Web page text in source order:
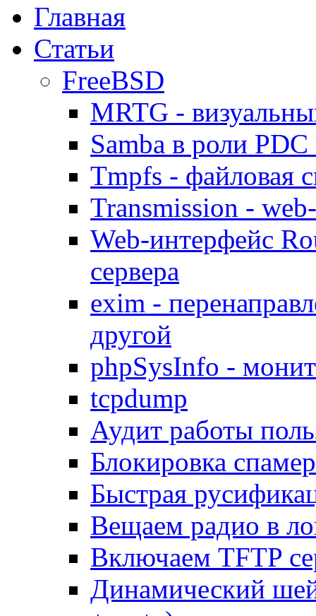
Главная
Статьи
FreeBSD
MRTG -
Samba в роли
Tmpfs - файловая
Transmission -
Web-интерфейс
сервера
exim -
другой
phpSysInfo -
tcpdump
Аудит работы
Блокировка
Быстрая
Вещаем радио в
Включаем TFTP
Динамический